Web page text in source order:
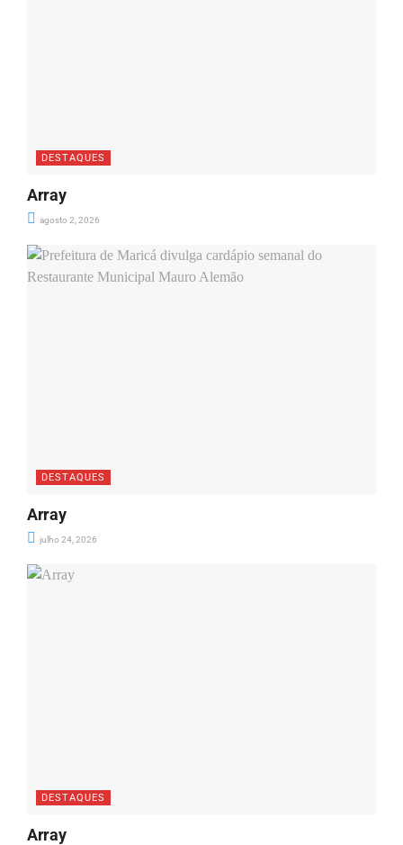
DESTAQUES
Array
agosto 2, 2026
DESTAQUES
Array
julho 24, 2026
DESTAQUES
Array